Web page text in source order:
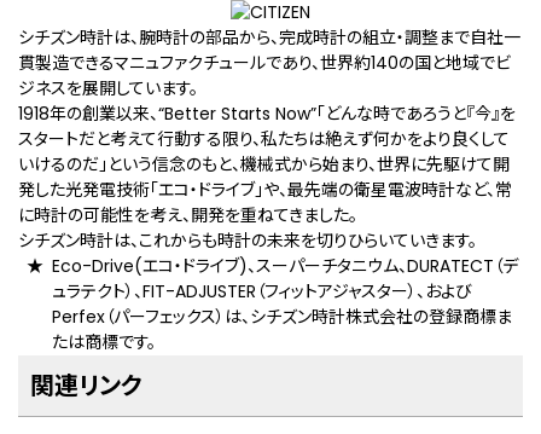
シチズン時計は、腕時計の部品から、完成時計の組立・調整まで自社一
貫製造できるマニュファクチュールであり、世界約140の国と地域でビ
ジネスを展開しています。
1918年の創業以来、“Better Starts Now”「どんな時であろうと『今』を
スタートだと考えて行動する限り、私たちは絶えず何かをより良くして
いけるのだ」という信念のもと、機械式から始まり、世界に先駆けて開
発した光発電技術「エコ・ドライブ」や、最先端の衛星電波時計など、常
に時計の可能性を考え、開発を重ねてきました。
シチズン時計は、これからも時計の未来を切りひらいていきます。
Eco-Drive(エコ・ドライブ)、スーパーチタニウム、DURATECT（デ
ュラテクト）、FIT-ADJUSTER（フィットアジャスター）、および
Perfex（パーフェックス）は、シチズン時計株式会社の登録商標ま
たは商標です。
関連リンク